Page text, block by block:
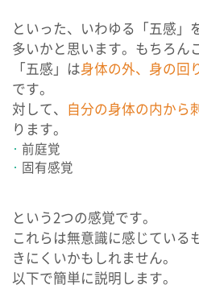
といった、いわゆる「五感」
多いかと思います。もちろん
「五感」は身体の外、身の回
です。
対して、 自分の身体の内から
ります。
前庭覚
固有感覚
という2つの感覚です。
これらは無意識に感じている
きにくいかもしれません。
以下で簡単に説明します。